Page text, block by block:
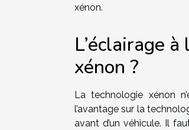
xénon.
L’éclairage
xénon ?
La technologie xénon
l’avantage sur la
avant d’un véhicule. Il